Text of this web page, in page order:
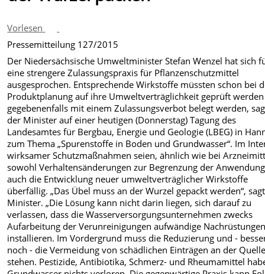
Vorlesen
Pressemitteilung 127/2015
Der Niedersächsische Umweltminister Stefan Wenzel hat sich
eine strengere Zulassungspraxis für Pflanzenschutzmittel
ausgesprochen. Entsprechende Wirkstoffe müssten schon bei
Produktplanung auf ihre Umweltverträglichkeit geprüft
gegebenenfalls mit einem Zulassungsverbot belegt werden,
der Minister auf einer heutigen (Donnerstag) Tagung des
Landesamtes für Bergbau, Energie und Geologie (LBEG) in
zum Thema „Spurenstoffe in Boden und Grundwasser“. Im
wirksamer Schutzmaßnahmen seien, ähnlich wie bei
sowohl Verhaltensänderungen zur Begrenzung der
auch die Entwicklung neuer umweltverträglicher Wirkstoffe
überfällig. „Das Übel muss an der Wurzel gepackt werden“,
Minister. „Die Lösung kann nicht darin liegen, sich darauf zu
verlassen, dass die Wasserversorgungsunternehmen zwecks
Aufarbeitung der Verunreinigungen aufwändige
installieren. Im Vordergrund muss die Reduzierung und -
noch - die Vermeidung von schädlichen Einträgen an der
stehen. Pestizide, Antibiotika, Schmerz- und Rheumamittel